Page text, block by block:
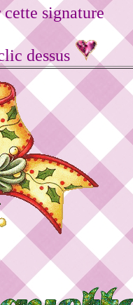
signature
dessus